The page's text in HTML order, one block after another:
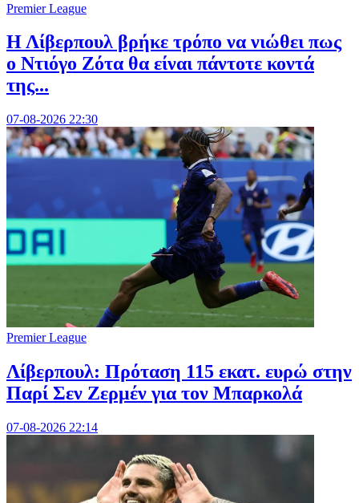
Premier League
Η Λίβερπουλ βρήκε τρόπο να νιώθει πως
ο Ντιόγο Ζότα θα είναι πάντοτε κοντά
της...
07-08-2026 22:30
Premier League
Λίβερπουλ: Πρόταση 115 εκατ. ευρώ στην
Παρί Σεν Ζερμέν για τον Μπαρκολά
07-08-2026 22:14